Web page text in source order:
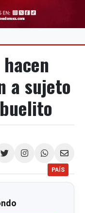
hacen
a sujeto
PAÍS